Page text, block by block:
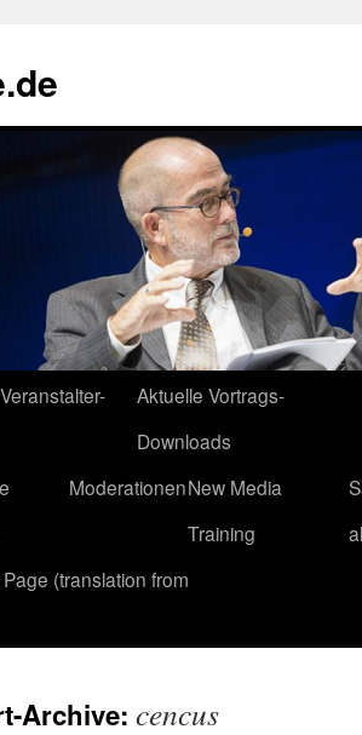
Aktuelle Vortrags-
Downloads
ModerationenNew Media
Training
Page (translation from
Archive: cencus